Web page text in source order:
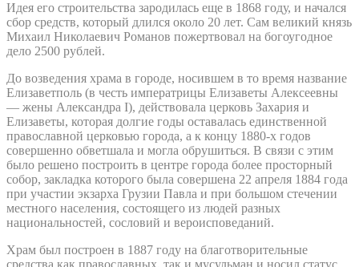
Идея его строительства зародилась еще в 1868 году, и начался
сбор средств, который длился около 20 лет. Сам великий князь
Михаил Николаевич Романов пожертвовал на богоугодное
дело 2500 рублей.
До возведения храма в городе, носившем в то время название
Елизаветполь (в честь императрицы Елизаветы Алексеевны
— жены Александра I), действовала церковь Захария и
Елизаветы, которая долгие годы оставалась единственной
православной церковью города, а к концу 1880-х годов
совершенно обветшала и могла обрушиться. В связи с этим
было решено построить в центре города более просторный
собор, закладка которого была совершена 22 апреля 1884 года
при участии экзарха Грузии Павла и при большом стечении
местного населения, состоящего из людей разных
национальностей, сословий и вероисповеданий.
Храм был построен в 1887 году на благотворительные